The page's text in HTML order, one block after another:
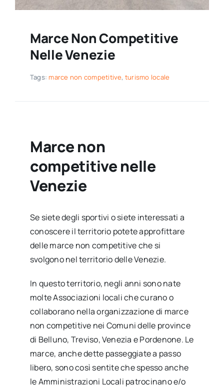
Marce Non Competitive
Nelle Venezie
Tags: marce non competitive, turismo locale
Marce non
competitive nelle
Venezie
Se siete degli sportivi o siete interessati a
conoscere il territorio potete approfittare
delle marce non competitive che si
svolgono nel territorio delle Venezie.
In questo territorio, negli anni sono nate
molte Associazioni locali che curano o
collaborano nella organizzazione di marce
non competitive nei Comuni delle province
di Belluno, Treviso, Venezia e Pordenone. Le
marce, anche dette passeggiate a passo
libero, sono così sentite che spesso anche
le Amministrazioni Locali patrocinano e/o